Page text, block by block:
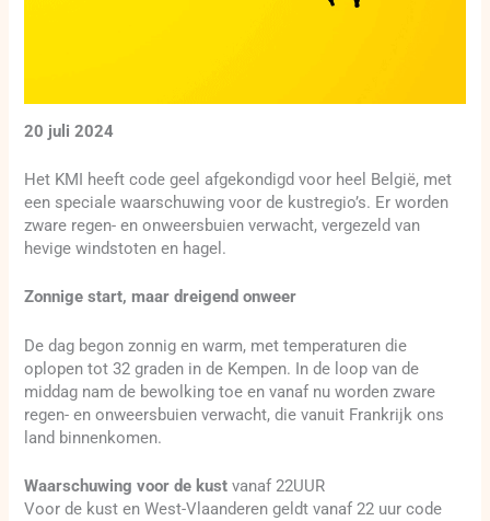
20 juli 2024
Het KMI heeft code geel afgekondigd voor heel België, met
een speciale waarschuwing voor de kustregio’s. Er worden
zware regen- en onweersbuien verwacht, vergezeld van
hevige windstoten en hagel.
Zonnige start, maar dreigend onweer
De dag begon zonnig en warm, met temperaturen die
oplopen tot 32 graden in de Kempen. In de loop van de
middag nam de bewolking toe en vanaf nu worden zware
regen- en onweersbuien verwacht, die vanuit Frankrijk ons
land binnenkomen.
Waarschuwing voor de kust vanaf 22UUR
Voor de kust en West-Vlaanderen geldt vanaf 22 uur code